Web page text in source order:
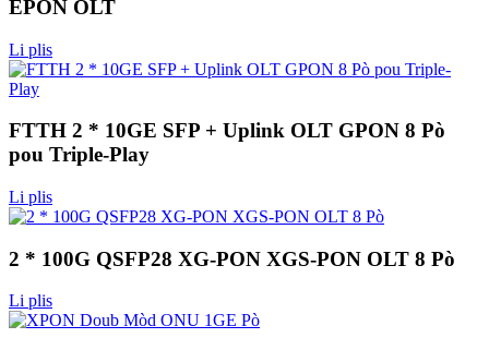
EPON OLT
Li plis
FTTH 2 * 10GE SFP + Uplink OLT GPON 8 Pò
pou Triple-Play
Li plis
2 * 100G QSFP28 XG-PON XGS-PON OLT 8 Pò
Li plis